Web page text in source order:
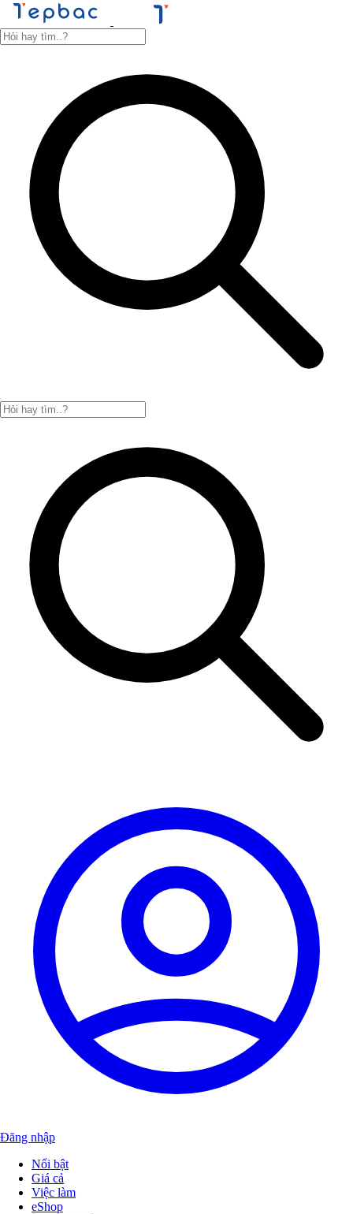
Đăng nhập
Nổi bật
Giá cả
Việc làm
eShop